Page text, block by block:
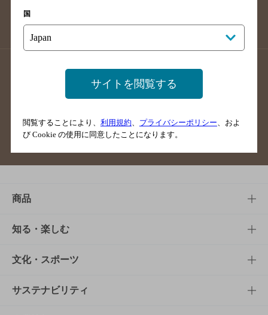
沖縄県のバー検索
店舗登録方法のご案内
店舗情報更新方法のご案内
掲載店舗様ログイン
ご意見・ご感想
商品
商品TOP
商品一覧
商品発売情報
知る・楽しむ
知る・楽しむTOP
キャンペーン
文化・スポーツ
文化・スポーツTOP
サステナビリティ
国
サイトを閲覧する
閲覧することにより、 利用規約 プライバシーポリシー 、およ
び Cookie の使用に同意したことになります。